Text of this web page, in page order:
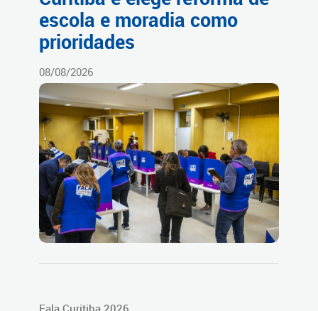
escola e moradia como
prioridades
08/08/2026
Fala Curitiba 2026